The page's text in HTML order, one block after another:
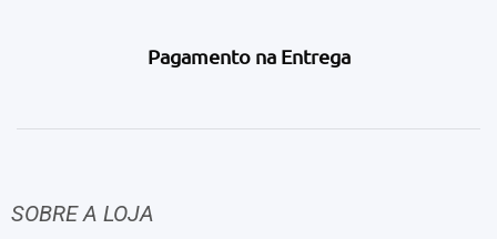
Pagamento na Entrega
SOBRE A LOJA